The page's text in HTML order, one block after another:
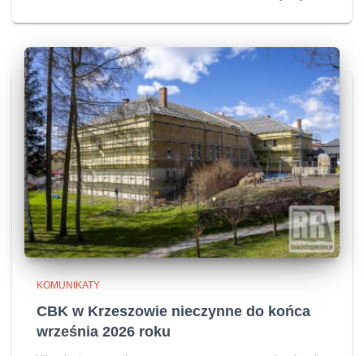
KOMUNIKATY
CBK w Krzeszowie nieczynne do końca
września 2026 roku